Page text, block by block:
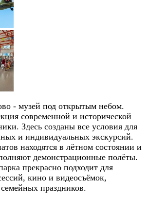
- музей под открытым небом.
современной и исторической
Здесь созданы все условия для
и индивидуальных экскурсий.
находятся в лётном состоянии и
демонстрационные полёты.
прекрасно подходит для
кино и видеосъёмок,
праздников.